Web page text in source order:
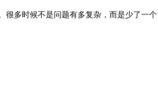
很多时候不是问题有多复杂，而是少了一